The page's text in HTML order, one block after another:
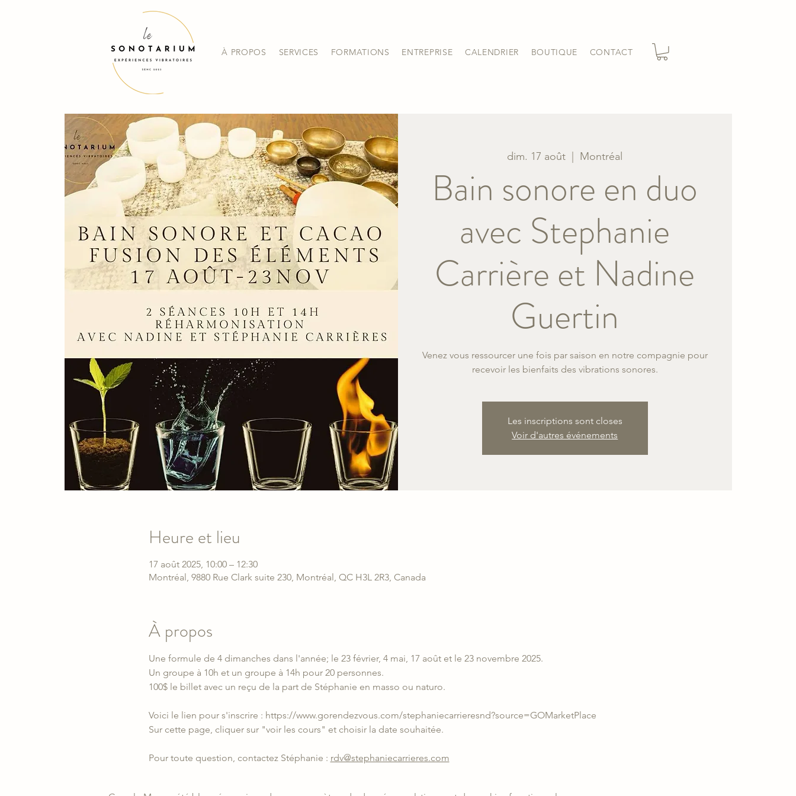
À PROPOS SERVICES FORMATIONS ENTREPRISE CALENDRIER BOUTIQUE CONTACT
dim. 17 août Montréal
Bain sonore en duo
avec Stephanie
Carrière et Nadine
Guertin
Venez vous ressourcer une fois par saison en notre compagnie pour
recevoir les bienfaits des vibrations sonores.
Les inscriptions sont closes
Voir d'autres événements
Heure et lieu
17 août 2025, 10:00 – 12:30
Montréal, 9880 Rue Clark suite 230, Montréal, QC H3L 2R3, Canada
À propos
Une formule de 4 dimanches dans l'année; le 23 février, 4 mai, 17 août et le 23 novembre 2025.
Un groupe à 10h et un groupe à 14h pour 20 personnes.
100$ le billet avec un reçu de la part de Stéphanie en masso ou naturo.
Voici le lien pour s'inscrire : https://www.gorendezvous.com/stephaniecarrieresnd?source=GOMarketPlace
Sur cette page, cliquer sur "voir les cours" et choisir la date souhaitée.
Pour toute question, contactez Stéphanie : rdv@stephaniecarrieres.com